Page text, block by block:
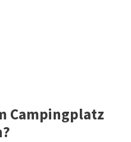
Campingplatz